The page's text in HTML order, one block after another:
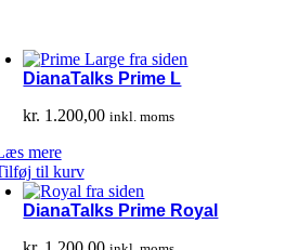
DianaTalks Prime L
kr. 1.200,00 inkl. moms
mere
til kurv
DianaTalks Prime Royal